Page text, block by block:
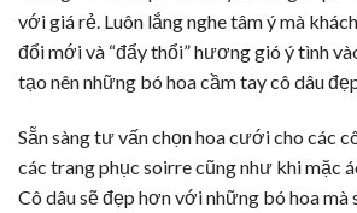
với giá rẻ. Luôn lắng nghe tâm ý mà
đổi mới và “đẩy thổi” hương gió ý tình
tạo nên những bó hoa cầm tay cô dâu
Sẵn sàng tư vấn chọn hoa cưới cho các
các trang phục soirre cũng như khi mặc
Cô dâu sẽ đẹp hơn với những bó hoa mà